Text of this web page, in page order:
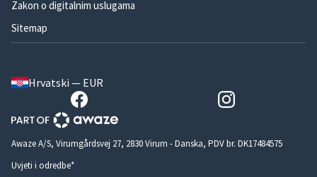
Zakon o digitalnim uslugama
Sitemap
Hrvatski — EUR
Awaze A/S, Virumgårdsvej 27, 2830 Virum - Danska, PDV br. DK17484575
Uvjeti i odredbe*